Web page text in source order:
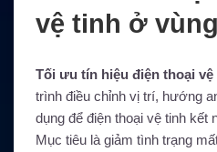
vệ tinh ở
Tối ưu tín hiệu điện thoại
trình điều chỉnh vị trí, hướng
dụng để điện thoại vệ tinh kết
Mục tiêu là giảm tình trạng